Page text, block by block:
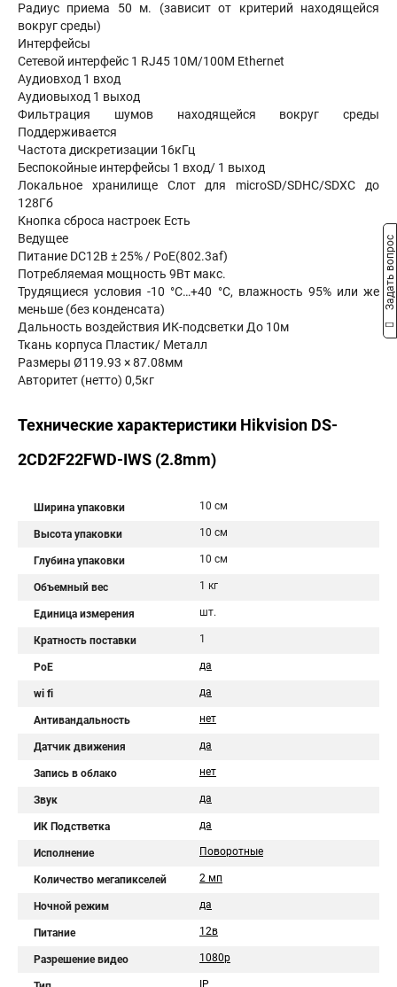
Радиус приема 50 м. (зависит от критерий находящейся
вокруг среды)
Интерфейсы
Сетевой интерфейс 1 RJ45 10M/100M Ethernet
Аудиовход 1 вход
Аудиовыход 1 выход
Фильтрация шумов находящейся вокруг среды
Поддерживается
Частота дискретизации 16кГц
Беспокойные интерфейсы 1 вход/ 1 выход
Локальное хранилище Слот для microSD/SDHC/SDXC до
128Гб
Кнопка сброса настроек Есть
Ведущее
Питание DC12В ± 25% / PoE(802.3af)
Потребляемая мощность 9Вт макс.
Трудящиеся условия -10 °C…+40 °C, влажность 95% или же
меньше (без конденсата)
Дальность воздействия ИК-подсветки До 10м
Ткань корпуса Пластик/ Металл
Размеры Ø119.93 × 87.08мм
Авторитет (нетто) 0,5кг
Технические характеристики Hikvision DS-
2CD2F22FWD-IWS (2.8mm)
Ширина упаковки 10 см
Высота упаковки 10 см
Глубина упаковки 10 см
Объемный вес 1 кг
Единица измерения шт.
Кратность поставки 1
PoE да
wi fi да
Антивандальность нет
Датчик движения да
Запись в облако нет
Звук да
ИК Подстветка да
Исполнение Поворотные
Количество мегапикселей 2 мп
Ночной режим да
Питание 12в
Разрешение видео 1080p
IP
Задать вопрос